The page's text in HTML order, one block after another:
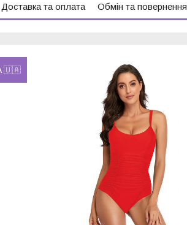
Доставка та оплата Обмін та повернення
🇺🇦